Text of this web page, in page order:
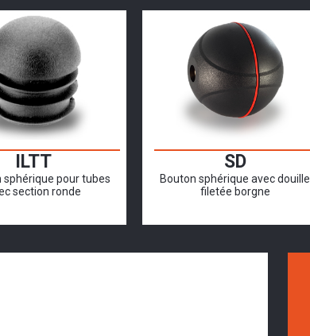
ILTT
sphérique pour tubes
section ronde
SD
Bouton sphérique avec douille
filetée borgne